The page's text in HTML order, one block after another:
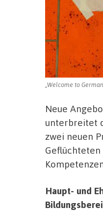
„Welcome to
Neue
unterbreitet
zwei neuen
Haupt- und